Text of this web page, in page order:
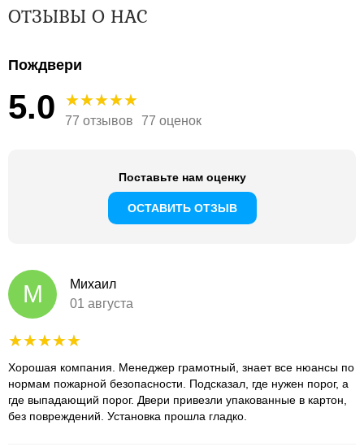
ОТЗЫВЫ О НАС
Пождвери
5.0 77 отзывов 77 оценок
Поставьте нам оценку
ОСТАВИТЬ ОТЗЫВ
М
Михаил
01 августа
Хорошая компания. Менеджер грамотный, знает все нюансы по
нормам пожарной безопасности. Подсказал, где нужен порог, а
где выпадающий порог. Двери привезли упакованные в картон,
без повреждений. Установка прошла гладко.